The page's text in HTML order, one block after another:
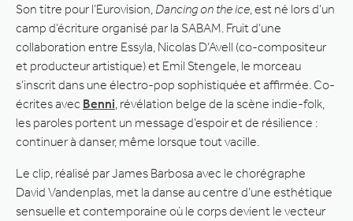
Son titre pour l’Eurovision, Dancing on the ice , est né lors d’un
camp d’écriture organisé par la SABAM. Fruit d’une
collaboration entre Essyla, Nicolas D’Avell (co-compositeur
et producteur artistique) et Emil Stengele, le morceau
s’inscrit dans une électro-pop sophistiquée et affirmée. Co-
écrites avec Benni , révélation belge de la scène indie-folk,
les paroles portent un message d’espoir et de résilience :
continuer à danser, même lorsque tout vacille.
Le clip, réalisé par James Barbosa avec le chorégraphe
David Vandenplas, met la danse au centre d’une esthétique
sensuelle et contemporaine où le corps devient le vecteur